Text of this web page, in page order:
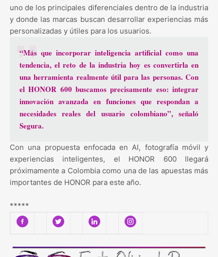
uno de los principales diferenciales dentro de la industria
y donde las marcas buscan desarrollar experiencias más
personalizadas y útiles para los usuarios.
“Más que incorporar inteligencia artificial como una
tendencia, el reto de la industria hoy es convertirla en
una herramienta realmente útil para las personas. Con
el HONOR 600 buscamos precisamente eso: integrar
innovación avanzada en funciones que respondan a
necesidades reales del usuario colombiano”, señaló
Segura.
Con una propuesta enfocada en AI, fotografía móvil y
experiencias inteligentes, el HONOR 600 llegará
próximamente a Colombia como una de las apuestas más
importantes de HONOR para este año.
*****